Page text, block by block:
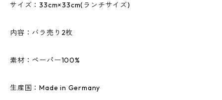
サイズ：33cm×33cm(ランチサイズ)
内容：バラ売り2枚
素材：ペーパー100%
生産国：Made in Germany